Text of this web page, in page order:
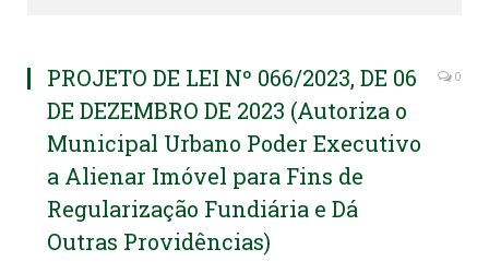
PROJETO DE LEI Nº 066/2023, DE 06
DE DEZEMBRO DE 2023 (Autoriza o
Municipal Urbano Poder Executivo
a Alienar Imóvel para Fins de
Regularização Fundiária e Dá
Outras Providências)
0